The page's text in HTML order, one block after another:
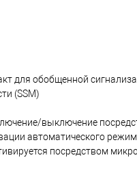
для обобщенной
(SSM)
выключение
автоматического
посредством